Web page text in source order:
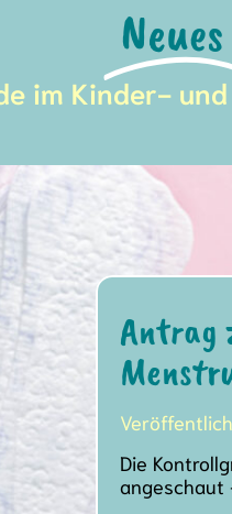
Neues
im Kinder-
Antrag
Die
angeschaut